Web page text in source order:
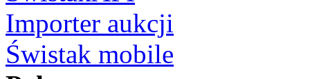
Importer aukcji
Świstak mobile